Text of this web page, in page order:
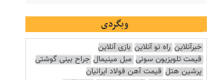
وبگردی
خبرآنلاین راه نو آنلاین بازی آنلاین
قیمت تلویزیون سونی مبل مینیمال جراح بینی گوشتی
پرشین هتل قیمت آهن فولاد ایرانیان